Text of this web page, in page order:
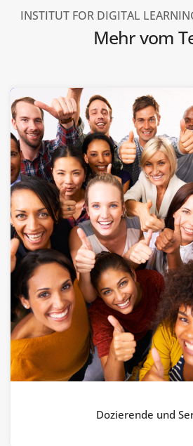
INSTITUT FOR DIGITAL
Mehr vom
Dozierende und